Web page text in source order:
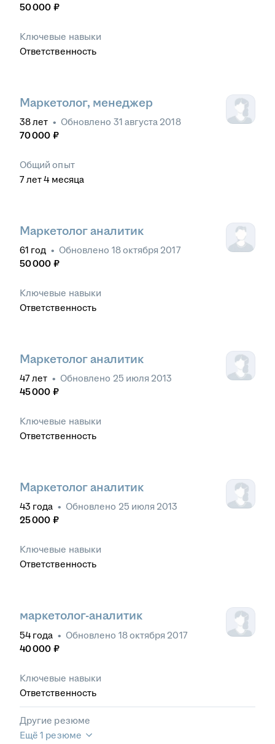
50 000 ₽
Ключевые навыки
Ответственность
Маркетолог, менеджер
38лет • Обновлено 31 августа 2018
70 000 ₽
Общий опыт
7лет 4 месяца
Маркетолог аналитик
61 год • Обновлено 18 октября 2017
50 000 ₽
Ключевые навыки
Ответственность
Маркетолог аналитик
47лет • Обновлено 25 июля 2013
45 000 ₽
Ключевые навыки
Ответственность
Маркетолог аналитик
43 года • Обновлено 25 июля 2013
25 000 ₽
Ключевые навыки
Ответственность
маркетолог-аналитик
54 года • Обновлено 18 октября 2017
40 000 ₽
Ключевые навыки
Ответственность
Другие резюме
Ещё 1 резюме